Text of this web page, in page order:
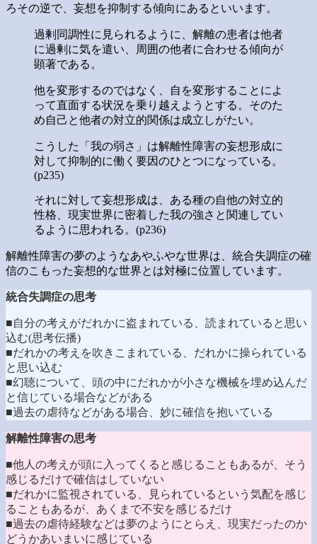
ろその逆で、妄想を抑制する傾向にあるといいます。
過剰同調性に見られるように、解離の患者は他者
に過剰に気を遣い、周囲の他者に合わせる傾向が
顕著である。
他を変形するのではなく、自を変形することによ
って直面する状況を乗り越えようとする。そのた
め自己と他者の対立的関係は成立しがたい。
こうした「我の弱さ」は解離性障害の妄想形成に
対して抑制的に働く要因のひとつになっている。
(p235)
それに対して妄想形成は、ある種の自他の対立的
性格、現実世界に密着した我の強さと関連してい
るように思われる。(p236)
解離性障害の夢のようなあやふやな世界は、統合失調症の確
信のこもった妄想的な世界とは対極に位置しています。
統合失調症の思考
■自分の考えがだれかに盗まれている、読まれていると思い
込む(思考伝播)
■だれかの考えを吹きこまれている、だれかに操られている
と思い込む
■幻聴について、頭の中にだれかが小さな機械を埋め込んだ
と信じている場合などがある
■過去の虐待などがある場合、妙に確信を抱いている
解離性障害の思考
■他人の考えが頭に入ってくると感じることもあるが、そう
感じるだけで確信はしていない
■だれかに監視されている、見られているという気配を感じ
ることもあるが、あくまで不安を感じるだけ
■過去の虐待経験などは夢のようにとらえ、現実だったのか
どうかあいまいに感じている